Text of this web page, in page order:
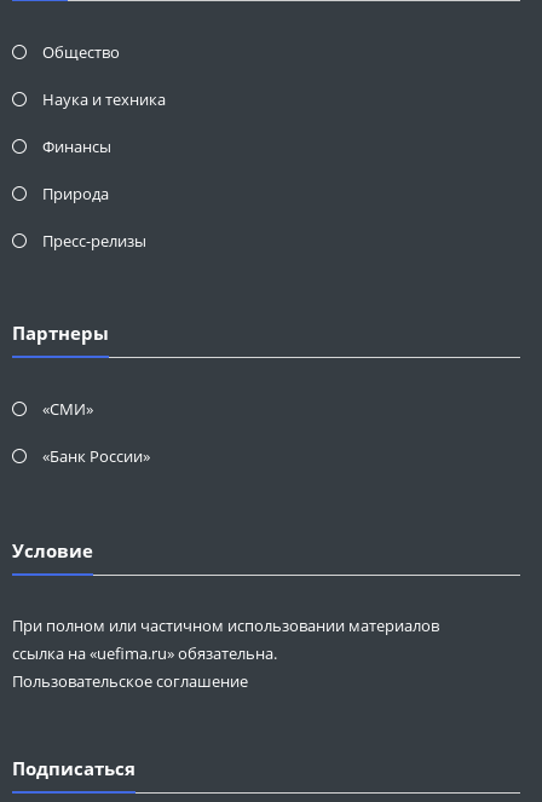
Общество
Наука и техника
Финансы
Природа
Пресс-релизы
Партнеры
«СМИ»
«Банк России»
Условие
При полном или частичном использовании материалов
ссылка на «uefima.ru» обязательна.
Пользовательское соглашение
Подписаться